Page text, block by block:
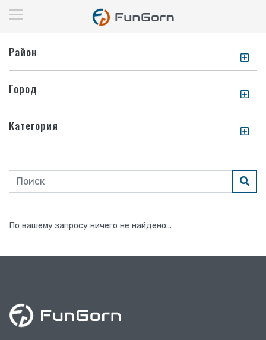
Район
Город
Категория
По вашему запросу ничего не найдено...